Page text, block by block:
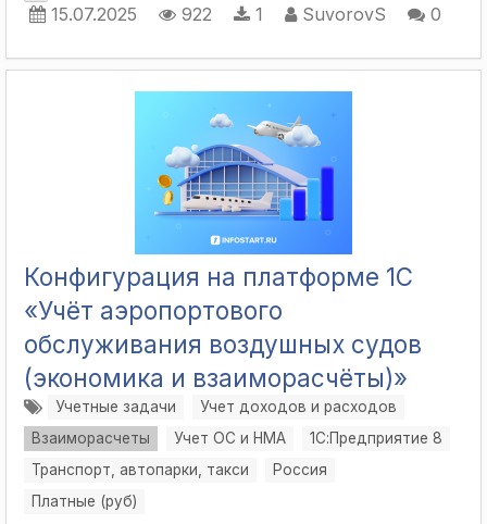
15.07.2025 922 1 SuvorovS 0
Конфигурация на платформе 1С
«Учёт аэропортового
обслуживания воздушных судов
(экономика и взаиморасчёты)»
Учетные задачи
Учет доходов и расходов
Взаиморасчеты
Учет ОС и НМА
1С:Предприятие 8
Транспорт, автопарки, такси
Россия
Платные (руб)